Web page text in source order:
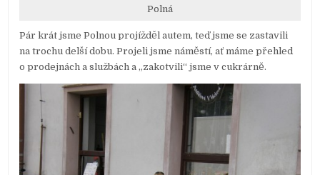
Polná
Pár krát jsme Polnou projížděl autem, teď jsme se zastavili
na trochu delší dobu. Projeli jsme náměstí, ať máme přehled
o prodejnách a službách a „zakotvili“ jsme v cukrárně.